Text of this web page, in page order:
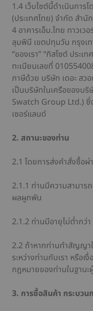
1.4 เว็บไซต์นี้ดำเนินการ
(ประเทศไทย) จำกัด สำ
4 อาคารเอ็ม.ไทย ทาวเ
ลุมพินี เขตปทุมวัน กรุงเท
“ของเรา” “ทิสโซต์ ประเ
ทะเบียนเลขที่
ภาษีด้วย บริษัท เดอะ สว
เป็นบริษัทในเครือของบ
Swatch Group Ltd.) ซึ่
เซอร์แลนด์
2. สถานะของท่าน
2.1 โดยการส่งคำสั่งซื้อผ่
2.1.1 ท่านมีความสามา
ผลผูกพัน
2.1.2 ท่านมีอายุไม่ต่ำกว่
2.2 ถ้าหากท่านทำสัญญา
ระหว่างท่านกับเรา หรือเ
กฎหมายของท่านในฐานะ
3. การซื้อสินค้า กระบวน